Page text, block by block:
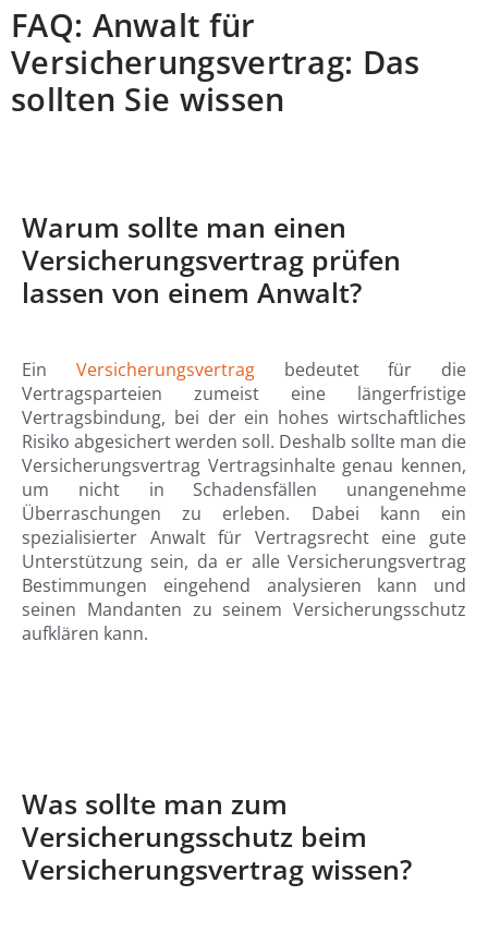
FAQ: Anwalt für
Versicherungsvertrag: Das
sollten Sie wissen
Warum sollte man einen
Versicherungsvertrag prüfen
lassen von einem Anwalt?
Ein Versicherungsvertragbedeutet für die
Vertragsparteien zumeist eine längerfristige
Vertragsbindung, bei der ein hohes wirtschaftliches
Risiko abgesichert werden soll. Deshalb sollte man die
Versicherungsvertrag Vertragsinhalte genau kennen,
um nicht in Schadensfällen unangenehme
Überraschungen zu erleben. Dabei kann ein
spezialisierter Anwalt für Vertragsrecht eine gute
Unterstützung sein, da er alle Versicherungsvertrag
Bestimmungen eingehend analysieren kann und
seinen Mandanten zu seinem Versicherungsschutz
aufklären kann.
Was sollte man zum
Versicherungsschutz beim
Versicherungsvertrag wissen?